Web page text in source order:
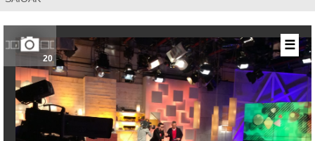
20
☰